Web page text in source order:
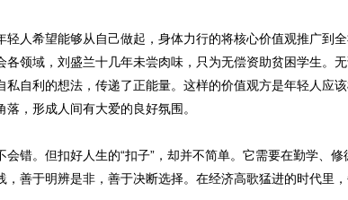
希望能够从自己做起，身体力行的将核心价值观推广到
领域，刘盛兰十几年未尝肉味，只为无偿资助贫困学生。
自利的想法，传递了正能量。这样的价值观方是年轻人应
，形成人间有大爱的良好氛围。
。但扣好人生的“扣子”，却并不简单。它需要在勤学、
善于明辨是非，善于决断选择。在经济高歌猛进的时代里